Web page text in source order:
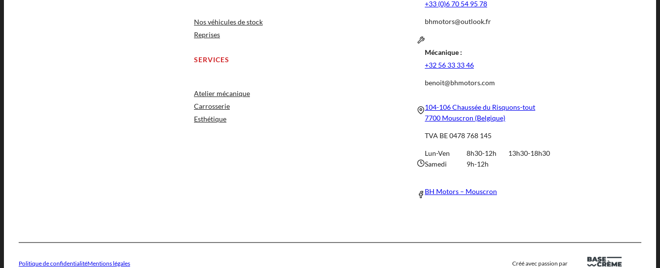
Nos véhicules de stock
Reprises
SERVICES
Atelier mécanique
Carrosserie
Esthétique
+33 (0)6 70 54 95 78
bhmotors@outlook.fr
Mécanique :
+32 56 33 33 46
benoit@bhmotors.com
104-106 Chaussée du Risquons-tout
7700 Mouscron (Belgique)
TVA BE 0478 768 145
Lun-Ven 8h30-12h
13h30-18h30
Samedi
9h-12h
BH Motors – Mouscron
Politique de confidentialitéMentions légales Créé avec passion par